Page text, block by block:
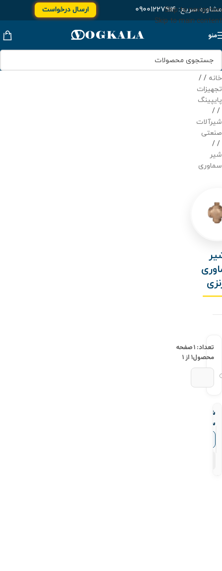
Skip to navigation
Skip to main content
مشاوره سریع:۰۹۰۰۱۲۲۷۹۱۴ ارسال درخواست
منو
خانه /
تجهیزات
پایپینگ
/
شیرآلات
صنعتی
/
شیر
سماوری
تعداد: ۱
محصول
صفحه
۱ از ۱
شیر
سماوری
برنزی
سام